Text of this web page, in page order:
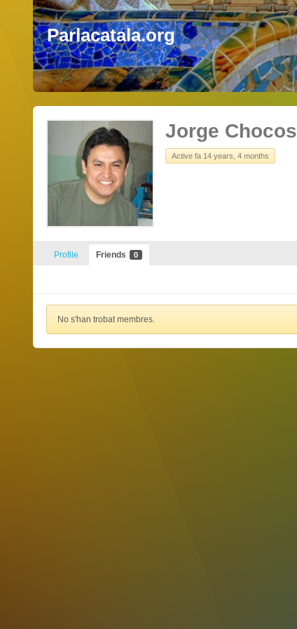
Parlacatala.org
Jorge Chocos
Active fa 14 years, 4 months
Profile Friends 0
No s'han trobat membres.